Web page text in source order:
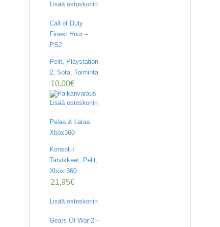
Lisää ostoskoriin
Call of Duty
Finest Hour –
PS2
Pelit, Playstation
2, Sota, Toiminta
10,00€
Lisää ostoskoriin
Pelaa & Lataa
Xbox360
Konsoli /
Tarvikkeet, Pelit,
Xbox 360
21,95€
Lisää ostoskoriin
Gears Of War 2 –